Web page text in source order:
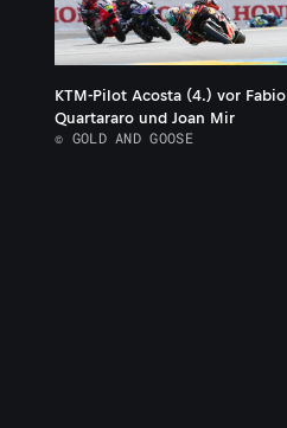
KTM-Pilot Acosta (4.) vor Fabio
Quartararo und Joan Mir
© GOLD AND GOOSE